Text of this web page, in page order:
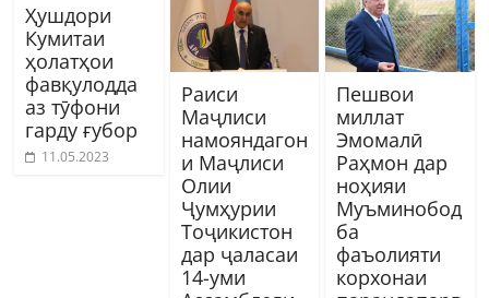
Ҳушдори
Кумитаи
ҳолатҳои
фавқулодда
аз тӯфони
гарду ғубор
11.05.2023
Раиси
Маҷлиси
намояндагон
и Маҷлиси
Олии
Ҷумҳурии
Тоҷикистон
дар ҷаласаи
14-уми
Пешвои
миллат
Эмомалӣ
Раҳмон дар
ноҳияи
Муъминобод
ба
фаъолияти
корхонаи